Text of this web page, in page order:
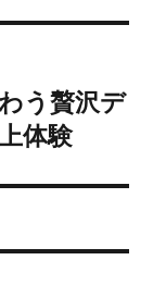
う贅沢デ
体験